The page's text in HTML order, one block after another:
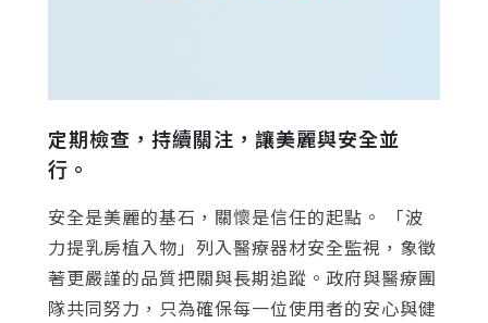
定期檢查，持續關注，讓美麗與安全並
行。
安全是美麗的基石，關懷是信任的起點。 「波
力提乳房植入物」列入醫療器材安全監視，象徵
著更嚴謹的品質把關與長期追蹤。政府與醫療團
隊共同努力，只為確保每一位使用者的安心與健